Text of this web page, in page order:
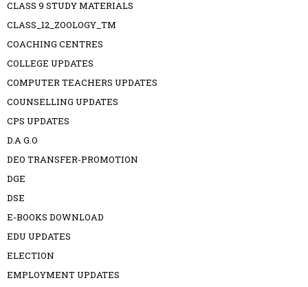
CLASS 9 STUDY MATERIALS
CLASS_12_ZOOLOGY_TM
COACHING CENTRES
COLLEGE UPDATES
COMPUTER TEACHERS UPDATES
COUNSELLING UPDATES
CPS UPDATES
D.A G.O
DEO TRANSFER-PROMOTION
DGE
DSE
E-BOOKS DOWNLOAD
EDU UPDATES
ELECTION
EMPLOYMENT UPDATES